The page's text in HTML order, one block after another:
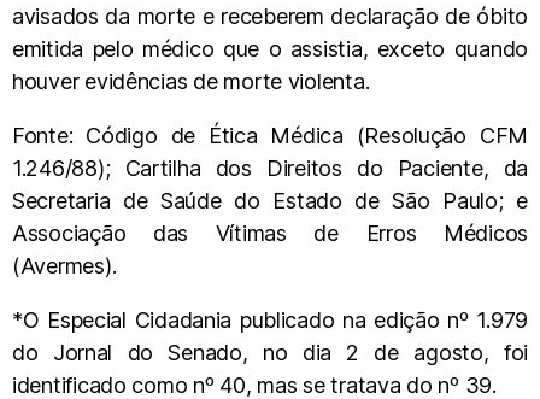
avisados da morte e receberem declaração de óbito
emitida pelo médico que o assistia, exceto quando
houver evidências de morte violenta.
Fonte: Código de Ética Médica (Resolução CFM
1.246/88); Cartilha dos Direitos do Paciente, da
Secretaria de Saúde do Estado de São Paulo; e
Associação das Vítimas de Erros Médicos
(Avermes).
*O Especial Cidadania publicado na edição nº 1.979
do Jornal do Senado, no dia 2 de agosto, foi
identificado como nº 40, mas se tratava do nº 39.